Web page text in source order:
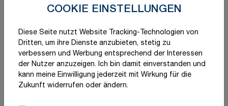
COOKIE EINSTELLUNGEN
Diese Seite nutzt Website Tracking-Technologien von
Dritten, um ihre Dienste anzubieten, stetig zu
verbessern und Werbung entsprechend der Interessen
der Nutzer anzuzeigen. Ich bin damit einverstanden und
kann meine Einwilligung jederzeit mit Wirkung für die
Zukunft widerrufen oder ändern.